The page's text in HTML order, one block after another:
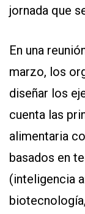
AYUDA
CONDICIONES
DE
MAPA
SITIO
SOMOS
jornada que
En una
marzo, los
diseñar los
cuenta las
alimentaria
basados en
(inteligencia